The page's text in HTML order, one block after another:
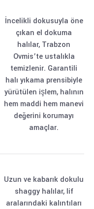
İncelikli dokusuyla öne
çıkan el dokuma
halılar, Trabzon
Ovmis’te ustalıkla
temizlenir. Garantili
halı yıkama prensibiyle
yürütülen işlem, halının
hem maddi hem manevi
değerini korumayı
amaçlar.
Uzun ve kabarık dokulu
shaggy halılar, lif
aralarındaki kalıntıları